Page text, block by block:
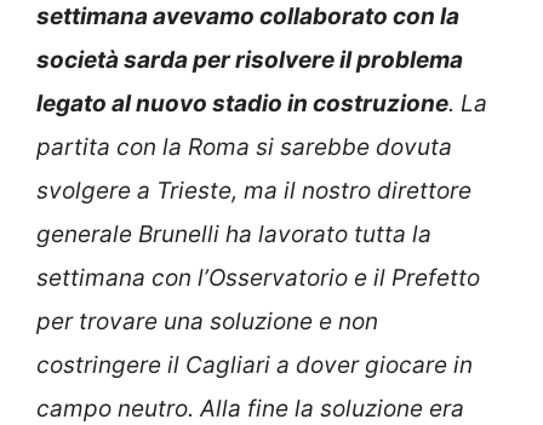
settimana avevamo collaborato con la
società sarda per risolvere il problema
legato al nuovo stadio in costruzione. La
partita con la Roma si sarebbe dovuta
svolgere a Trieste, ma il nostro direttore
generale Brunelli ha lavorato tutta la
settimana con l’Osservatorio e il Prefetto
per trovare una soluzione e non
costringere il Cagliari a dover giocare in
campo neutro. Alla fine la soluzione era